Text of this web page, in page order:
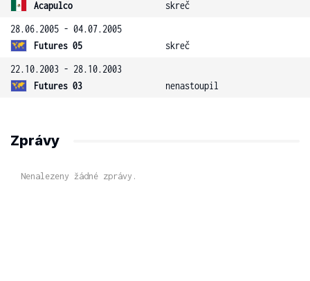
Acapulco
skreč
28.06.2005 - 04.07.2005
Futures 05
skreč
22.10.2003 - 28.10.2003
Futures 03
nenastoupil
Zprávy
Nenalezeny žádné zprávy.